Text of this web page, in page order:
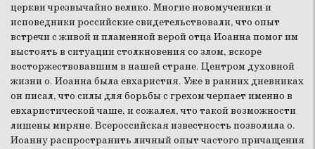
церкви чрезвычайно велико. Многие новомученики и
исповедники российские свидетельствовали, что опыт
встречи с живой и пламенной верой отца Иоанна помог им
выстоять в ситуации столкновения со злом, вскоре
восторжествовавшим в нашей стране. Центром духовной
жизни о. Иоанна была евхаристия. Уже в ранних дневниках
он писал, что силы для борьбы с грехом черпает именно в
евхаристической чаше, и сожалел, что такой возможности
лишены миряне. Всероссийская известность позволила о.
Иоанну распространить личный опыт частого причащения